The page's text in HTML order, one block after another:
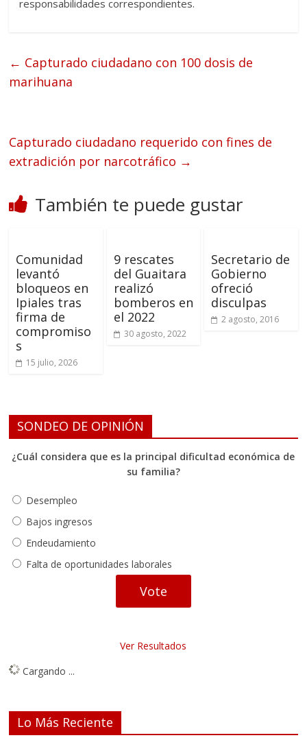
responsabilidades correspondientes.
← Capturado ciudadano con 100 dosis de
marihuana
Capturado ciudadano requerido con fines de
extradición por narcotráfico →
También te puede gustar
Comunidad
levantó
bloqueos en
Ipiales tras
firma de
compromiso
s
15 julio, 2026
9 rescates
del Guaitara
realizó
bomberos en
el 2022
30 agosto, 2022
Secretario de
Gobierno
ofreció
disculpas
2 agosto, 2016
SONDEO DE OPINIÓN
¿Cuál considera que es la principal dificultad económica de
su familia?
Desempleo
Bajos ingresos
Endeudamiento
Falta de oportunidades laborales
Ver Resultados
Cargando ...
Lo Más Reciente